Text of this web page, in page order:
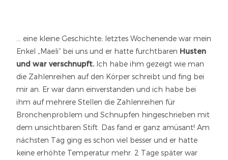
… eine kleine Geschichte; letztes Wochenende war mein
Enkel „Maeli“ bei uns und er hatte furchtbaren Husten
und war verschnupft. Ich habe ihm gezeigt wie man
die Zahlenreihen auf den Körper schreibt und fing bei
mir an. Er war dann einverstanden und ich habe bei
ihm auf mehrere Stellen die Zahlenreihen für
Bronchenproblem und Schnupfen hingeschrieben mit
dem unsichtbaren Stift. Das fand er ganz amüsant! Am
nächsten Tag ging es schon viel besser und er hatte
keine erhöhte Temperatur mehr. 2 Tage später war